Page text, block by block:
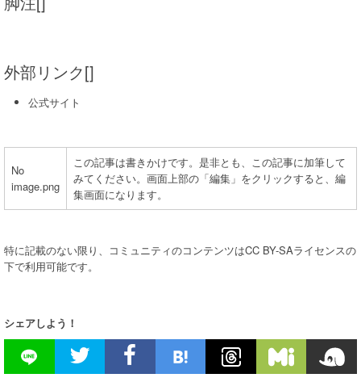
外部リンク[]
公式サイト
No
image.png
この記事は書きかけです。是非とも、この記事に加筆して
みてください。画面上部の「編集」をクリックすると、編
集画面になります。
特に記載のない限り、コミュニティのコンテンツはCC BY-SAライセンスの
下で利用可能です。
シェアしよう！